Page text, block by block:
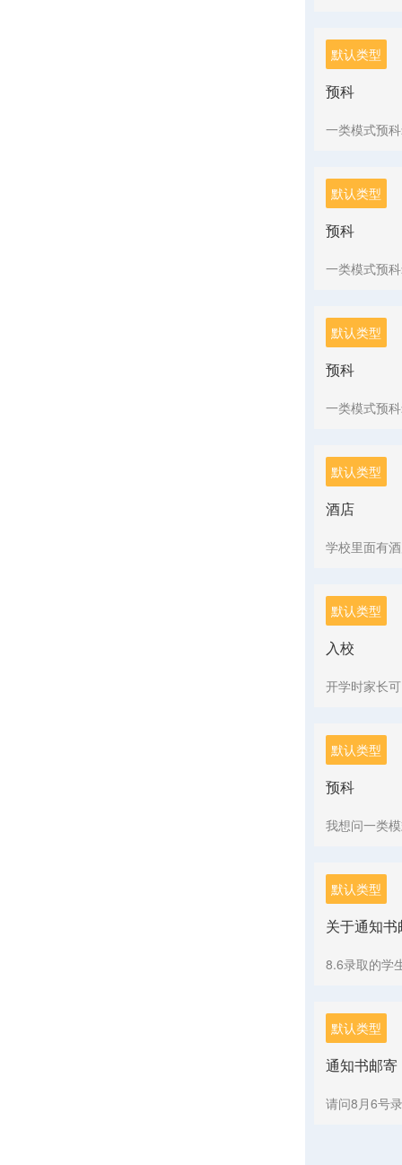
默认类型
预科
一类模式预
默认类型
预科
一类模式预
默认类型
预科
一类模式预
默认类型
酒店
学校里面有
默认类型
入校
开学时家长
默认类型
预科
我想问一类
默认类型
关于通知书
8.6录取的学
默认类型
通知书邮寄
请问8月6号